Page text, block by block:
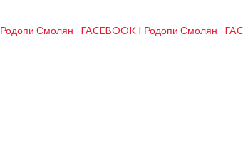
Родопи Смолян - FACEBOOK I Родопи Смолян -